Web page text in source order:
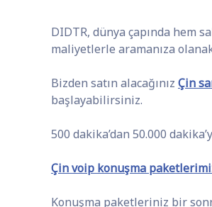
DIDTR, dünya çapında hem
maliyetlerle aramanıza
Bizden satın alacağınız Çin
başlayabilirsiniz.
500 dakika’dan 50.000
Çin voip konuşma
Konuşma paketleriniz bir